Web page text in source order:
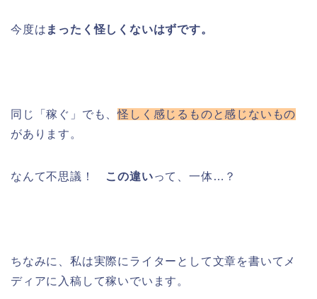
今度は まったく怪しくないはずです。
同じ「稼ぐ」でも、怪しく感じるものと感じないもの
があります。
なんて不思議！ この違いって、一体…？
ちなみに、私は実際にライターとして文章を書いてメ
ディアに入稿して稼いでいます。